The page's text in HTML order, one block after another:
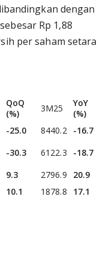
dengan
Rp 1,88
per saham setara
QoQ
(%)
3M25
YoY
(%)
-25.0 8440.2 -16.7
-30.3 6122.3
-18.7
9.3 2796.9
20.9
10.1 1878.8 17.1